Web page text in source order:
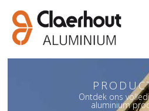
Ontdek ons
aluminium
Ontdek ons
aluminium